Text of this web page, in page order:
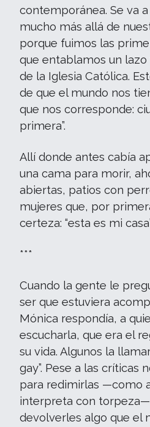
contemporánea. Se va
mucho más allá de
porque fuimos las
que entablamos un
de la Iglesia Católica.
de que el mundo nos
que nos corresponde:
primera”.
Allí donde antes cabía
una cama para morir,
abiertas, patios con
mujeres que, por
certeza: “esta es mi
***
Cuando la gente le
ser que estuviera
Mónica respondía, a
escucharla, que era el
su vida. Algunos la
gay”. Pese a las críticas
para redimirlas —como
interpreta con
devolverles algo que el